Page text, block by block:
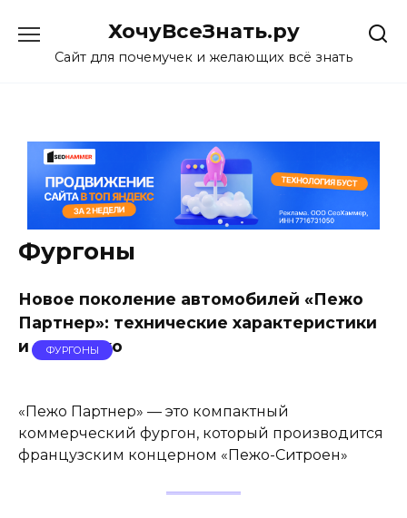
content
ХочуВсеЗнать.ру
Сайт для почемучек и желающих всё знать
Фургоны
Новое поколение автомобилей «Пежо
Партнер»: технические характеристики
и не только
ФУРГОНЫ
«Пежо Партнер» — это компактный
коммерческий фургон, который производится
французским концерном «Пежо-Ситроен»